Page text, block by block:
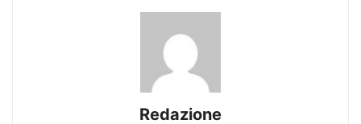
Redazione